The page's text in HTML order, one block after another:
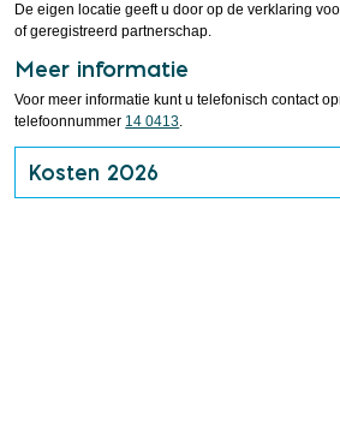
De eigen locatie geeft u door op de verklaring
of geregistreerd partnerschap.
Meer informatie
Voor meer informatie kunt u telefonisch contact
telefoonnummer 14 0413.
Kosten 2026